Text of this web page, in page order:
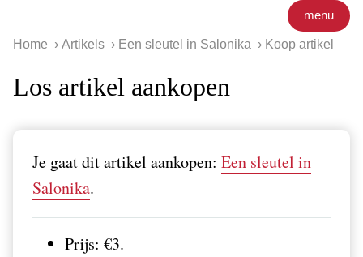
menu
Home Artikels Een sleutel in Salonika Koop artikel
Los artikel aankopen
Je gaat dit artikel aankopen: Een sleutel in
Salonika.
Prijs: €3.